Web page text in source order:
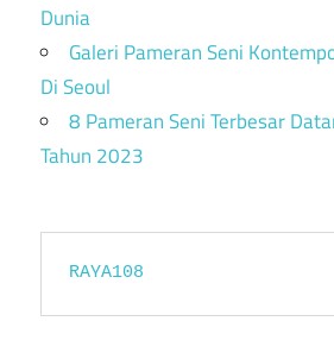
Dunia
Galeri Pameran Seni
Di Seoul
8 Pameran Seni Terbesar
Tahun 2023
RAYA108